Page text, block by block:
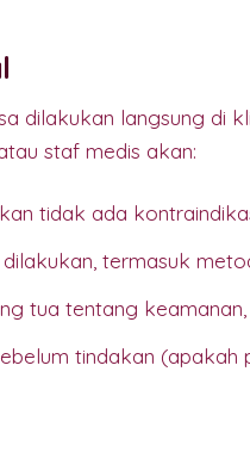
dilakukan langsung di
staf medis akan:
tidak ada
termasuk
tua tentang keamanan,
tindakan (apakah